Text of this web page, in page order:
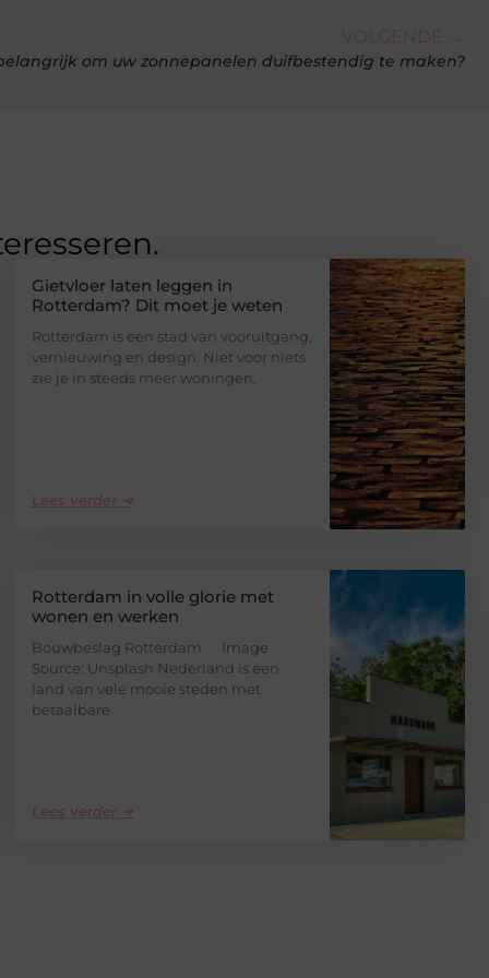
VOLGENDE →
om uw zonnepanelen duifbestendig te maken?
Gietvloer laten leggen in
Rotterdam? Dit moet je weten
Rotterdam is een stad van vooruitgang,
vernieuwing en design. Niet voor niets
zie je in steeds meer woningen,
Lees verder ➜
Rotterdam in volle glorie met
wonen en werken
Bouwbeslag Rotterdam ‍ Image
Source: Unsplash‍ Nederland is een
land van vele mooie steden met
betaalbare
Lees verder ➜